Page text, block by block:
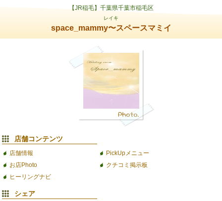
【JR稲毛】千葉県千葉市稲毛区
レイキ
space_mammy〜スペースマミイ
店舗コンテンツ
店舗情報
PickUpメニュー
お店Photo
クチコミ掲示板
ヒーリングナビ
シェア